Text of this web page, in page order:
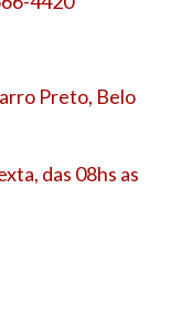
Preto, Belo
das 08hs as